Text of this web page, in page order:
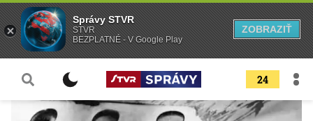
24
Správy STVR
STVR
BEZPLATNÉ - V Google Play
ZOBRAZIŤ